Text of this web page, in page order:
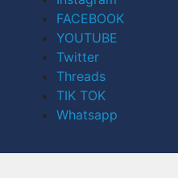
FACEBOOK
YOUTUBE
Twitter
Threads
TIK TOK
Whatsapp